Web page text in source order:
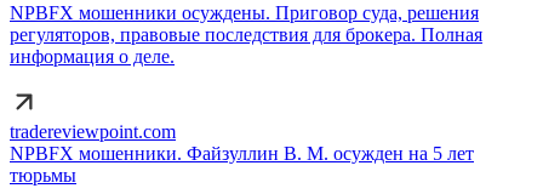
NPBFX мошенники осуждены. Приговор суда, решения
регуляторов, правовые последствия для брокера. Полная
информация о деле.
tradereviewpoint.com
NPBFX мошенники. Файзуллин В. М. осужден на 5 лет
тюрьмы